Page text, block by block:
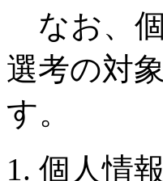
なお、
選考の対
す。
個人情